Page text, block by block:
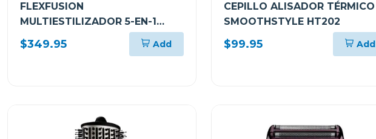
FLEXFUSION
MULTIESTILIZADOR 5-EN-1
NINJA CON ALISADORA DE AIRE
HD641S
$349.95 Add
CEPILLO ALISADOR TÉRMICO
SMOOTHSTYLE HT202
$99.95 Add